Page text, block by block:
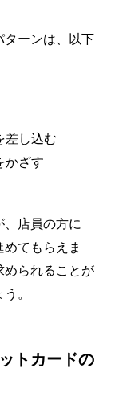
ターンは、以下
差し込む
かざす
、店員の方に
めてもらえま
められることが
。
トカードの